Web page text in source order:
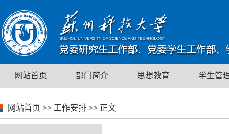
网站首页 部门简介 思想教育 学生管
网站首页 >> 工作安排 >> 正文